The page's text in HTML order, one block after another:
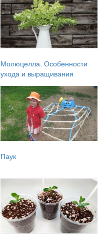
Молюцелла. Особенности
ухода и выращивания
Паук